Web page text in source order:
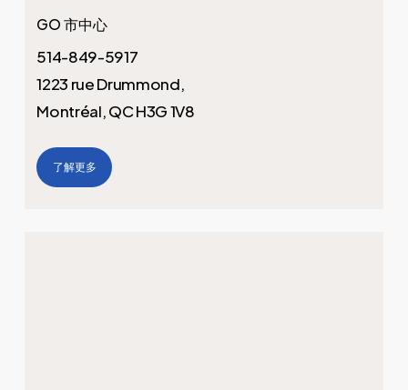
GO 市中心
514-849-5917
1223 rue Drummond,
Montréal, QC H3G 1V8
了解更多